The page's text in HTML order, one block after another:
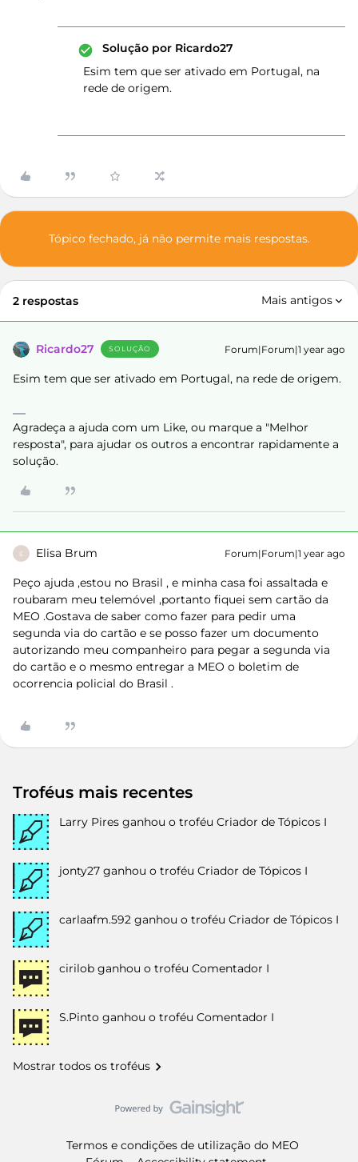
Solução por Ricardo27
Esim tem que ser ativado em Portugal, na
rede de origem.
Tópico fechado, já não permite mais respostas.
2 respostas Mais antigos
Ricardo27 SOLUÇÃO Forum|Forum|1 year ago
Esim tem que ser ativado em Portugal, na rede de origem.
Agradeça a ajuda com um Like, ou marque a "Melhor
resposta", para ajudar os outros a encontrar rapidamente a
solução.
E Elisa Brum Forum|Forum|1 year ago
Peço ajuda ,estou no Brasil , e minha casa foi assaltada e
roubaram meu telemóvel ,portanto fiquei sem cartão da
MEO .Gostava de saber como fazer para pedir uma
segunda via do cartão e se posso fazer um documento
autorizando meu companheiro para pegar a segunda via
do cartão e o mesmo entregar a MEO o boletim de
ocorrencia policial do Brasil .
Troféus mais recentes
Larry Pires ganhou o troféu Criador de Tópicos I
jonty27 ganhou o troféu Criador de Tópicos I
carlaafm.592 ganhou o troféu Criador de Tópicos I
cirilob ganhou o troféu Comentador I
S.Pinto ganhou o troféu Comentador I
Mostrar todos os troféus
Termos e condições de utilização do MEO